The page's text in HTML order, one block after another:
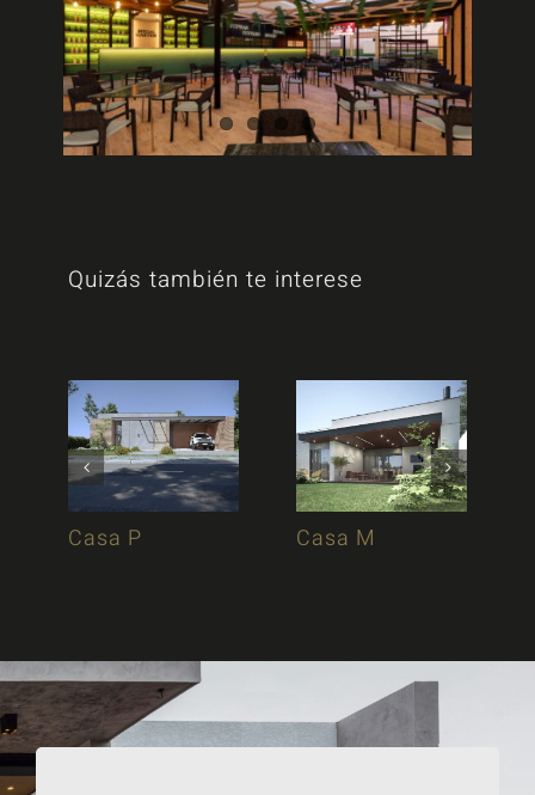
Quizás también te interese
Casa P Casa M